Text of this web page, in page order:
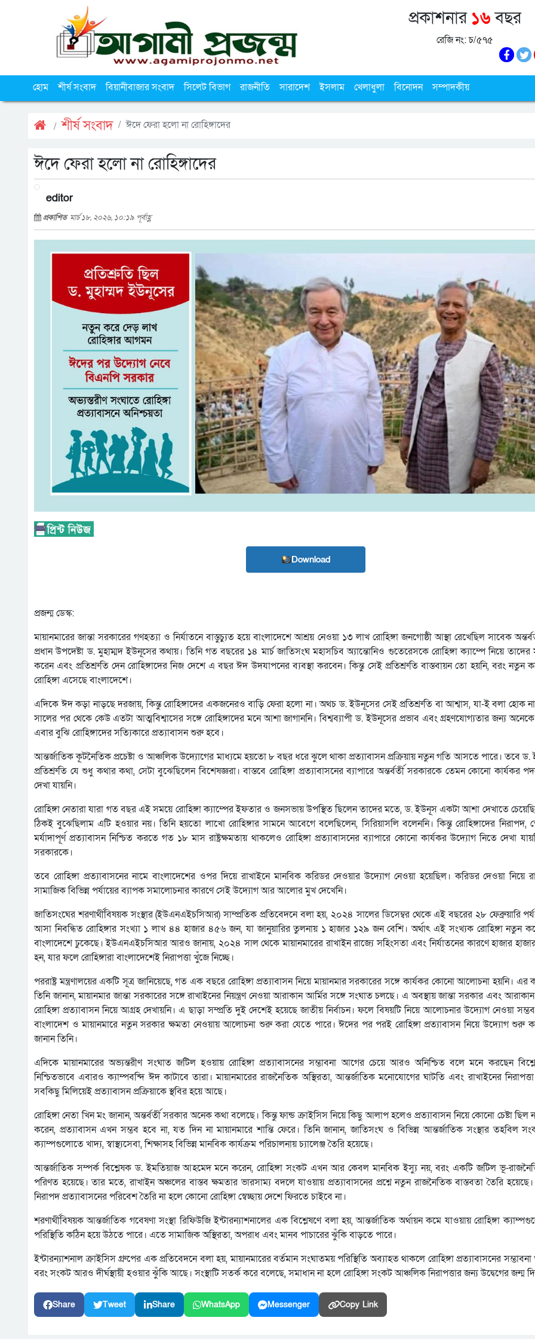
প্রকাশনার ১৬বছর
রেজি নং: চ/৫৭৫
হোম শীর্ষ সংবাদ বিয়ানীবাজার সংবাদ সিলেট বিভাগ রাজনীতি সারাদেশ ইসলাম খেলাধুলা বিনোদন সম্পাদকীয়
শীর্ষ সংবাদ ঈদে ফেরা হলো না রোহিঙ্গাদের
ঈদে ফেরা হলো না রোহিঙ্গাদের
editor
প্রকাশিত মার্চ ১৮, ২০২৬, ১০:১৯ পূর্বাহ্ণ
Download
প্রজন্ম ডেস্ক:
মায়ানমারের জান্তা সরকারের গণহত্যা ও নির্যাতনে বাস্তুচ্যুত হয়ে বাংলাদেশে আশ্রয় নেওয়া ১৩ লাখ রোহিঙ্গা জনগোষ্ঠী আস্থা রেখেছিল সাবেক
প্রধান উপদেষ্টা ড. মুহাম্মদ ইউনূসের কথায়। তিনি গত বছরের ১৪ মার্চ জাতিসংঘ মহাসচিব অ্যান্তোনিও গুতেরেসকে রোহিঙ্গা ক্যাম্পে নিয়ে
করেন এবং প্রতিশ্রুতি দেন রোহিঙ্গাদের নিজ দেশে এ বছর ঈদ উদযাপনের ব্যবস্থা করবেন। কিন্তু সেই প্রতিশ্রুতি বাস্তবায়ন তো হয়নি, বরং নতুন
রোহিঙ্গা এসেছে বাংলাদেশে।
এদিকে ঈদ কড়া নাড়ছে দরজায়, কিন্তু রোহিঙ্গাদের একজনেরও বাড়ি ফেরা হলো না। অথচ ড. ইউনূসের সেই প্রতিশ্রুতি বা আশ্বাস, যা-ই বলা হোক
সালের পর থেকে কেউ এতটা আত্মবিশ্বাসের সঙ্গে রোহিঙ্গাদের মনে আশা জাগাননি। বিশ্বব্যাপী ড. ইউনূসের প্রভাব এবং গ্রহণযোগ্যতার জন্য
এবার বুঝি রোহিঙ্গাদের সত্যিকারে প্রত্যাবাসন শুরু হবে।
আন্তর্জাতিক কূটনৈতিক প্রচেষ্টা ও আঞ্চলিক উদ্যোগের মাধ্যমে হয়তো ৮ বছর ধরে ঝুলে থাকা প্রত্যাবাসন প্রক্রিয়ায় নতুন গতি আসতে পারে। তবে
প্রতিশ্রুতি যে শুধু কথার কথা, সেটা বুঝেছিলেন বিশেষজ্ঞরা। বাস্তবে রোহিঙ্গা প্রত্যাবাসনের ব্যাপারে অন্তর্বর্তী সরকারকে তেমন কোনো কার্যকর
দেখা যায়নি।
রোহিঙ্গা নেতারা যারা গত বছর এই সময়ে রোহিঙ্গা ক্যাম্পের ইফতার ও জনসভায় উপস্থিত ছিলেন তাদের মতে, ড. ইউনূস একটা আশা দেখাতে
ঠিকই বুঝেছিলাম এটি হওয়ার নয়। তিনি হয়তো লাখো রোহিঙ্গার সামনে আবেগে বলেছিলেন, সিরিয়াসলি বলেননি। কিন্তু রোহিঙ্গাদের নিরাপদ,
মর্যাদাপূর্ণ প্রত্যাবাসন নিশ্চিত করতে গত ১৮ মাস রাষ্ট্রক্ষমতায় থাকলেও রোহিঙ্গা প্রত্যাবাসনের ব্যাপারে কোনো কার্যকর উদ্যোগ নিতে দেখা
সরকারকে।
তবে রোহিঙ্গা প্রত্যাবাসনের নামে বাংলাদেশের ওপর দিয়ে রাখাইনে মানবিক করিডর দেওয়ার উদ্যোগ নেওয়া হয়েছিল। করিডর দেওয়া নিয়ে
সামাজিক বিভিন্ন পর্যায়ের ব্যাপক সমালোচনার কারণে সেই উদ্যোগ আর আলোর মুখ দেখেনি।
জাতিসংঘের শরণার্থীবিষয়ক সংস্থার (ইউএনএইচসিআর) সাম্প্রতিক প্রতিবেদনে বলা হয়, ২০২৪ সালের ডিসেম্বর থেকে এই বছরের ২৮ ফেব্রুয়ারি
আসা নিবন্ধিত রোহিঙ্গার সংখ্যা ১ লাখ ৪৪ হাজার ৪৫৬ জন, যা জানুয়ারির তুলনায় ১ হাজার ১২৯ জন বেশি। অর্থাৎ এই সংখ্যক রোহিঙ্গা নতুন
বাংলাদেশে ঢুকেছে। ইউএনএইচসিআর আরও জানায়, ২০২৪ সাল থেকে মায়ানমারের রাখাইন রাজ্যে সহিংসতা এবং নির্যাতনের কারণে হাজার
হন, যার ফলে রোহিঙ্গারা বাংলাদেশেই নিরাপত্তা খুঁজে নিচ্ছে।
পররাষ্ট্র মন্ত্রণালয়ের একটি সূত্র জানিয়েছে, গত এক বছরে রোহিঙ্গা প্রত্যাবাসন নিয়ে মায়ানমার সরকারের সঙ্গে কার্যকর কোনো আলোচনা হয়নি। এর
তিনি জানান, মায়ানমার জান্তা সরকারের সঙ্গে রাখাইনের নিয়ন্ত্রণ নেওয়া আরাকান আর্মির সঙ্গে সংঘাত চলছে। এ অবস্থায় জান্তা সরকার এবং
রোহিঙ্গা প্রত্যাবাসন নিয়ে আগ্রহ দেখায়নি। এ ছাড়া সম্প্রতি দুই দেশেই হয়েছে জাতীয় নির্বাচন। ফলে বিষয়টি নিয়ে আলোচনার উদ্যোগ নেওয়া
বাংলাদেশ ও মায়ানমারে নতুন সরকার ক্ষমতা নেওয়ায় আলোচনা শুরু করা যেতে পারে। ঈদের পর পরই রোহিঙ্গা প্রত্যাবাসন নিয়ে উদ্যোগ শুরু
জানান তিনি।
এদিকে মায়ানমারের অভ্যন্তরীণ সংঘাত জটিল হওয়ায় রোহিঙ্গা প্রত্যাবাসনের সম্ভাবনা আগের চেয়ে আরও অনিশ্চিত বলে মনে করছেন
নিশ্চিতভাবে এবারও ক্যাম্পবন্দি ঈদ কাটাবে তারা। মায়ানমারের রাজনৈতিক অস্থিরতা, আন্তর্জাতিক মনোযোগের ঘাটতি এবং রাখাইনের
সবকিছু মিলিয়েই প্রত্যাবাসন প্রক্রিয়াকে স্থবির হয়ে আছে।
রোহিঙ্গা নেতা খিন মং জানান, অন্তর্বর্তী সরকার অনেক কথা বলেছে। কিন্তু ফান্ড ক্রাইসিস নিয়ে কিছু আলাপ হলেও প্রত্যাবাসন নিয়ে কোনো চেষ্টা ছিল
করেন, প্রত্যাবাসন এখন সম্ভব হবে না, যত দিন না মায়ানমারে শান্তি ফেরে। তিনি জানান, জাতিসংঘ ও বিভিন্ন আন্তর্জাতিক সংস্থার তহবিল
ক্যাম্পগুলোতে খাদ্য, স্বাস্থ্যসেবা, শিক্ষাসহ বিভিন্ন মানবিক কার্যক্রম পরিচালনায় চ্যালেঞ্জ তৈরি হয়েছে।
আন্তর্জাতিক সম্পর্ক বিশ্লেষক ড. ইমতিয়াজ আহমেদ মনে করেন, রোহিঙ্গা সংকট এখন আর কেবল মানবিক ইস্যু নয়, বরং একটি জটিল ভূ-
পরিণত হয়েছে। তার মতে, রাখাইন অঞ্চলের বাস্তব ক্ষমতার ভারসাম্য বদলে যাওয়ায় প্রত্যাবাসনের প্রশ্নে নতুন রাজনৈতিক বাস্তবতা তৈরি
নিরাপদ প্রত্যাবাসনের পরিবেশ তৈরি না হলে কোনো রোহিঙ্গা স্বেচ্ছায় দেশে ফিরতে চাইবে না।
শরণার্থীবিষয়ক আন্তর্জাতিক গবেষণা সংস্থা রিফিউজি ইন্টারন্যাশনালের এক বিশ্লেষণে বলা হয়, আন্তর্জাতিক অর্থায়ন কমে যাওয়ায় রোহিঙ্গা
পরিস্থিতি কঠিন হয়ে উঠতে পারে। এতে সামাজিক অস্থিরতা, অপরাধ এবং মানব পাচারের ঝুঁকি বাড়তে পারে।
ইন্টারন্যাশনাল ক্রাইসিস গ্রুপের এক প্রতিবেদনে বলা হয়, মায়ানমারের বর্তমান সংঘাতময় পরিস্থিতি অব্যাহত থাকলে রোহিঙ্গা প্রত্যাবাসনের
বরং সংকট আরও দীর্ঘস্থায়ী হওয়ার ঝুঁকি আছে। সংস্থাটি সতর্ক করে বলেছে, সমাধান না হলে রোহিঙ্গা সংকট আঞ্চলিক নিরাপত্তার জন্য উদ্বেগের জন্ম
Share Tweet Share WhatsApp Messenger Copy Link